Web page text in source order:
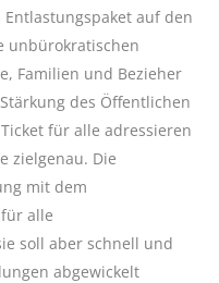
auf den
unbürokratischen
Familien und Bezieher
des Öffentlichen
für alle adressieren
zielgenau. Die
mit dem
alle
soll aber schnell und
abgewickelt